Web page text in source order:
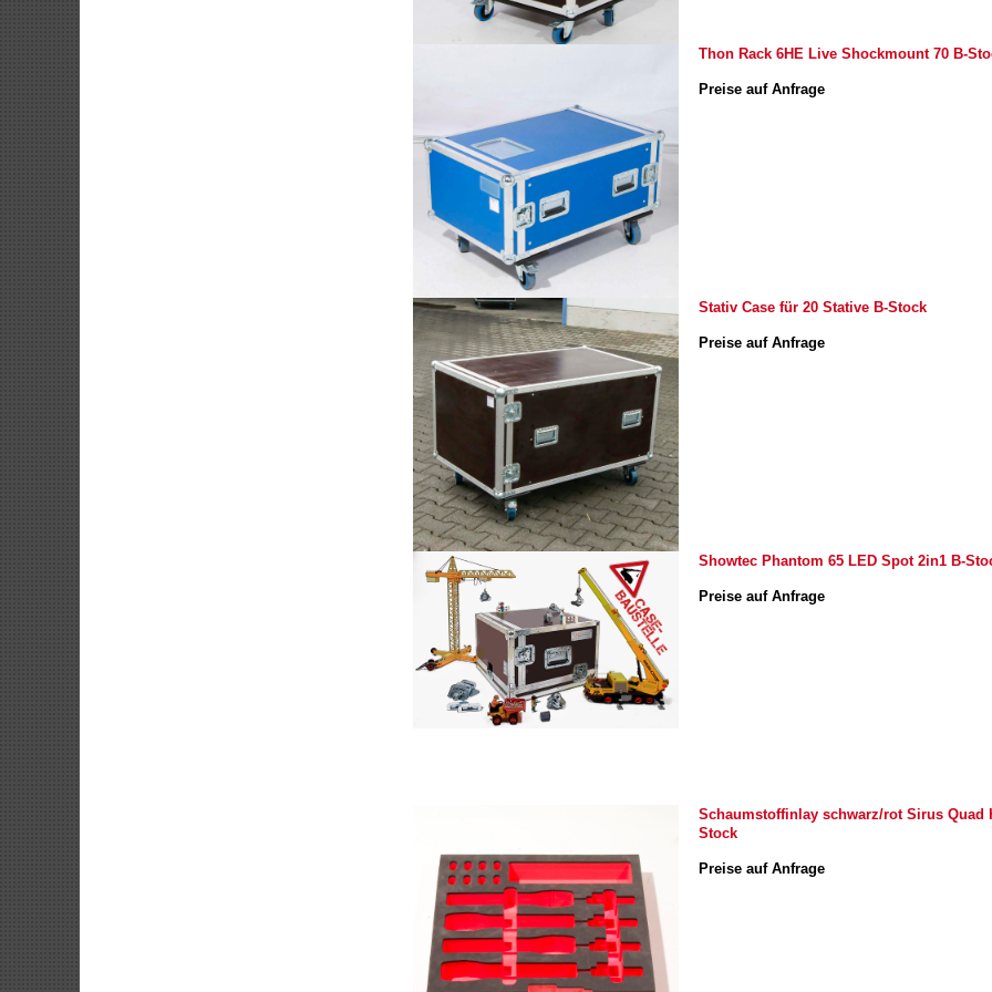
Thon Rack 6HE Live Shockmount 70 B-
Preise auf Anfrage
Stativ Case für 20 Stative B-Stock
Preise auf Anfrage
Showtec Phantom 65 LED Spot 2in1 B-
Preise auf Anfrage
Schaumstoffinlay schwarz/rot Sirus Quad
Stock
Preise auf Anfrage